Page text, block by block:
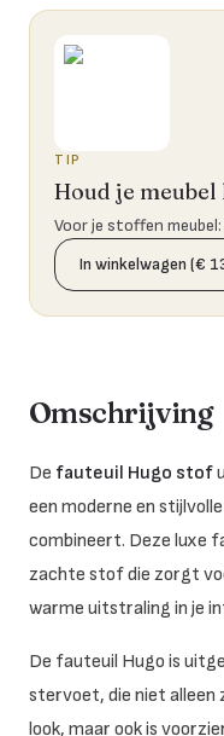
TIP
Houd je
Voor je stoffen meubel:
In winkelwagen (€
Omschrijving
De fauteuil Hugo stof
een moderne en
combineert. Deze luxe
zachte stof die zorgt
warme uitstraling in je
De fauteuil Hugo is
stervoet, die niet alleen
look, maar ook is